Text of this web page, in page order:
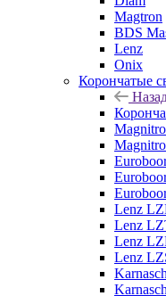
Magtron
BDS
Lenz
Onix
Корончатые
Lenz
Lenz
Lenz
Lenz